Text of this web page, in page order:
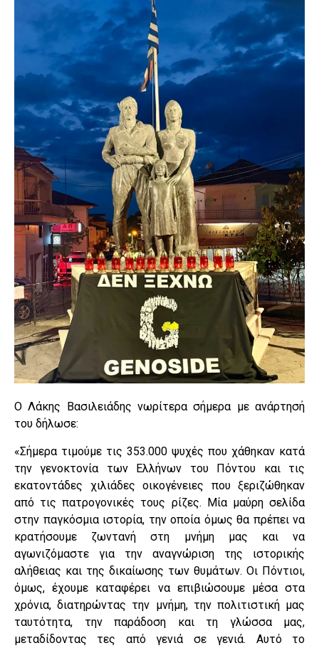
Ο Λάκης Βασιλειάδης νωρίτερα σήμερα με ανάρτησή
του δήλωσε:
«Σήμερα τιμούμε τις 353.000 ψυχές που χάθηκαν κατά
την γενοκτονία των Ελλήνων του Πόντου και τις
εκατοντάδες χιλιάδες οικογένειες που ξεριζώθηκαν
από τις πατρογονικές τους ρίζες. Μία μαύρη σελίδα
στην παγκόσμια ιστορία, την οποία όμως θα πρέπει να
κρατήσουμε ζωντανή στη μνήμη μας και να
αγωνιζόμαστε για την αναγνώριση της ιστορικής
αλήθειας και της δικαίωσης των θυμάτων. Οι Πόντιοι,
όμως, έχουμε καταφέρει να επιβιώσουμε μέσα στα
χρόνια, διατηρώντας την μνήμη, την πολιτιστική μας
ταυτότητα, την παράδοση και τη γλώσσα μας,
μεταδίδοντας τες από γενιά σε γενιά. Αυτό το